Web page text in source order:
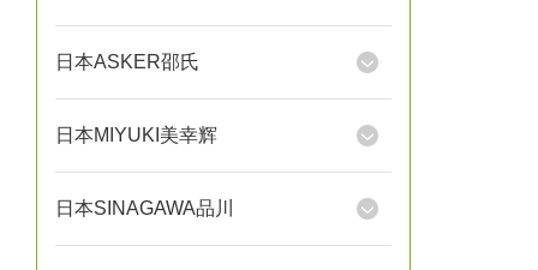
日本ASKER邵氏
日本MIYUKI美幸辉
日本SINAGAWA品川